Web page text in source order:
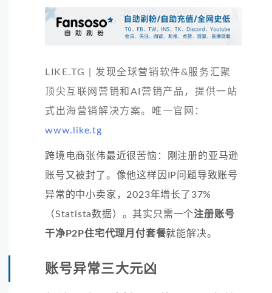
LIKE.TG | 发现全球营销软件&服务汇聚
顶尖互联网营销和AI营销产品，提供一站
式出海营销解决方案。唯一官网：
www.like.tg
跨境电商张伟最近很苦恼：刚注册的亚马逊
账号又被封了。像他这样因IP问题导致账号
异常的中小卖家，2023年增长了37%
（Statista数据）。其实只需一个注册账号
干净P2P住宅代理月付套餐就能解决。
账号异常三大元凶